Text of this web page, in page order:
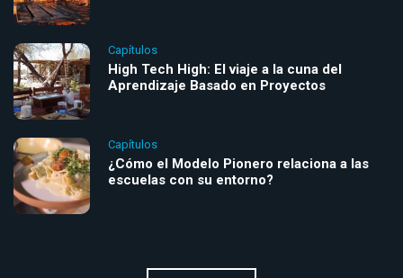
Capítulos
High Tech High: El viaje a la cuna del
Aprendizaje Basado en Proyectos
Capítulos
¿Cómo el Modelo Pionero relaciona a las
escuelas con su entorno?